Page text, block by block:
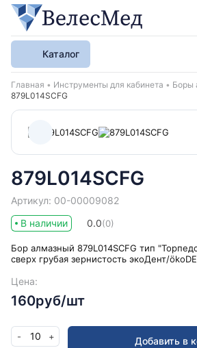
Каталог
Хлебные крошки
Главная Инструменты для кабинета Боры
879L014SCFG
879L014SCFG
Артикул: 00-00009082
В наличии
0.0(0)
Бор алмазный 879L014SCFG тип
сверх грубая зернистость экоДент/
Цена:
160руб/шт
- 10 +
Добавить в